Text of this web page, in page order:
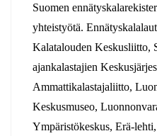
Suomen
yhteistyötä.
Kalatalouden Keskusliitto,
ajankalastajien
Ammattikalastajaliitto,
Keskusmuseo,
Ympäristökeskus, Erä-